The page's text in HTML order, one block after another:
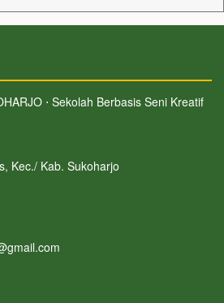
⋅ Sekolah Berbasis Seni Kreatif
Kec./ Kab. Sukoharjo